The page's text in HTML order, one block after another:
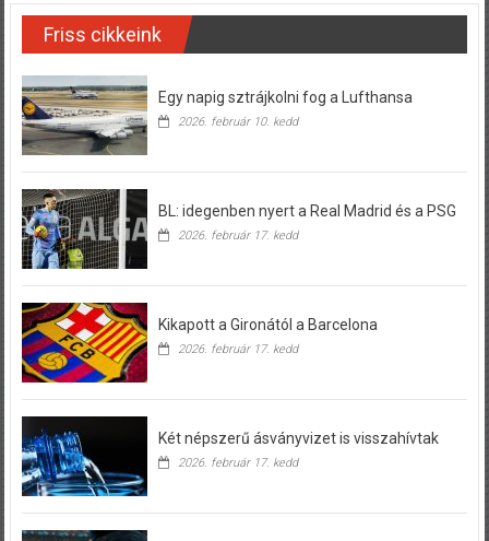
Friss cikkeink
Egy napig sztrájkolni fog a Lufthansa
2026. február 10. kedd
BL: idegenben nyert a Real Madrid és a PSG
2026. február 17. kedd
Kikapott a Gironától a Barcelona
2026. február 17. kedd
Két népszerű ásványvizet is visszahívtak
2026. február 17. kedd